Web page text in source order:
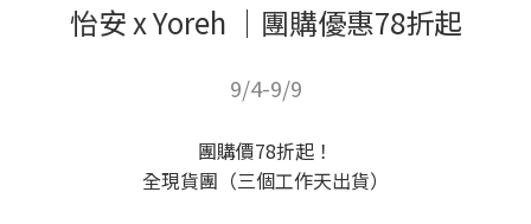
怡安 x Yoreh ｜團購優惠78折起
9/4-9/9
團購價78折起！
全現貨團（三個工作天出貨）